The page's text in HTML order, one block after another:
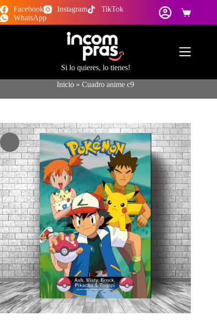
Saltar
al
contenido
Facebook Instagram
TikTok
WhatsApp
Carro
de
Si lo quieres, lo tienes!
Inicio »Cuadro anime c9